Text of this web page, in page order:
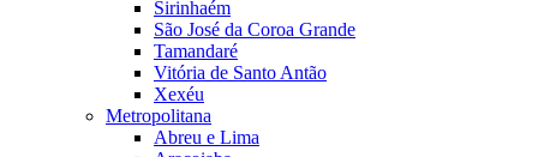
Sirinhaém
São José da Coroa Grande
Tamandaré
Vitória de Santo Antão
Xexéu
Metropolitana
Abreu e Lima